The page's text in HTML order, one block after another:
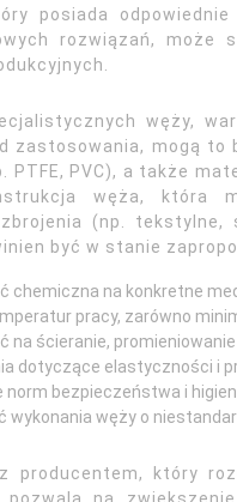
posiada
rozwiązań, może
węży,
zastosowania, mogą to
PTFE, PVC), a także
węża, która
(np. tekstylne,
być w stanie
chemiczna na konkretne
pracy, zarówno
na ścieranie, promieniowanie
dotyczące elastyczności i
norm bezpieczeństwa i
wykonania węży o
z producentem, który